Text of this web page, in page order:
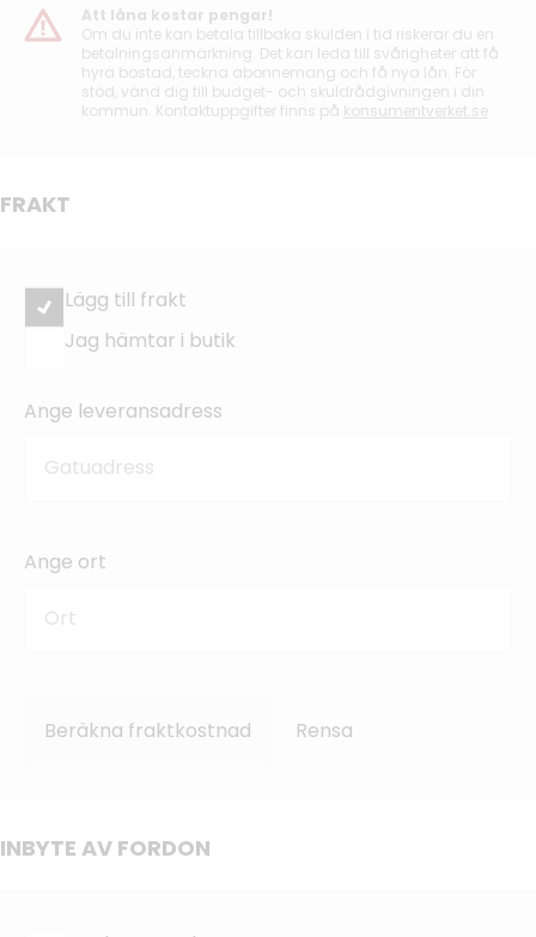
Att låna kostar pengar!
Om du inte kan betala tillbaka skulden i tid riskerar du en
betalningsanmärkning. Det kan leda till svårigheter att få
hyra bostad, teckna abonnemang och få nya lån. För
stöd, vänd dig till budget- och skuldrådgivningen i din
kommun. Kontaktuppgifter finns på konsumentverket.se
FRAKT
Lägg till frakt
Jag hämtar i butik
Ange leveransadress
Ange ort
Beräkna fraktkostnad Rensa
INBYTE AV FORDON